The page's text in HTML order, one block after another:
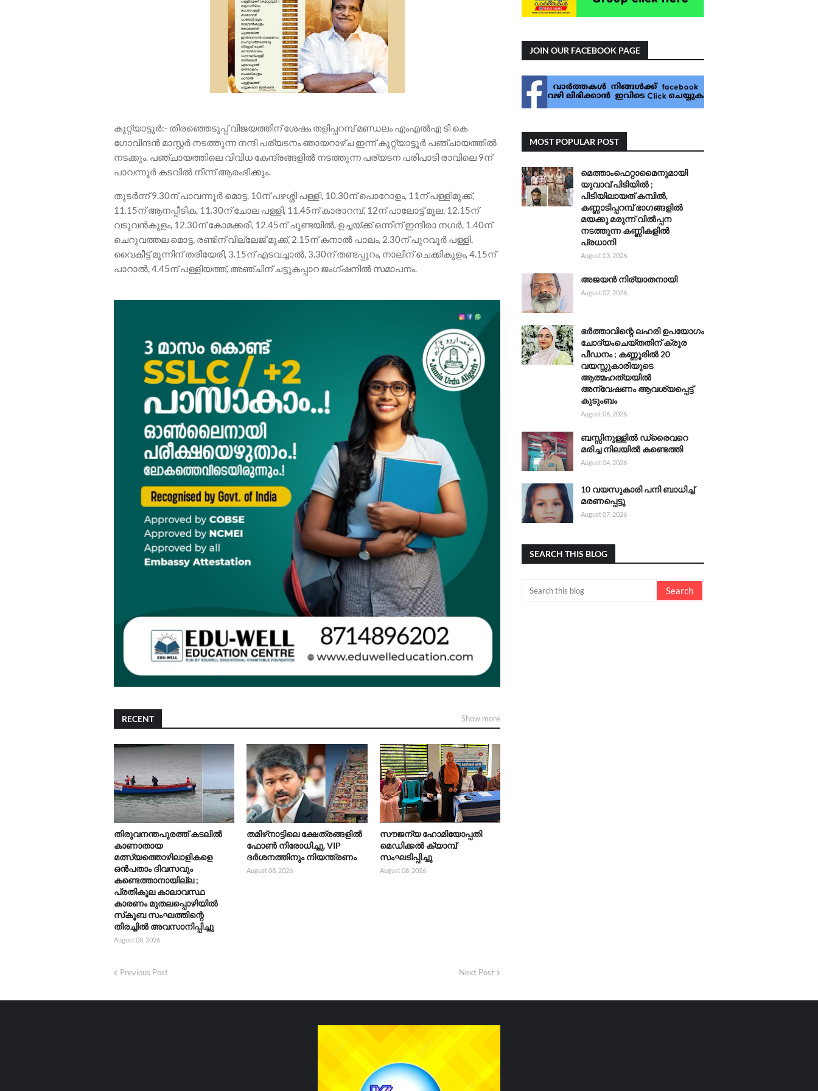
കുറ്റ്യാട്ടൂർ:- തിരഞ്ഞെടുപ്പ് വിജയത്തിന് ശേഷം തളിപ്പറമ്പ് മണ്ഡലം എംഎൽഎ ടി കെ
ഗോവിന്ദൻ മാസ്റ്റർ നടത്തുന്ന നന്ദി പര്യടനം ഞായറാഴ്ച ഇന്ന് കുറ്റ്യാട്ടൂർ പഞ്ചായത്തിൽ
നടക്കും. പഞ്ചായത്തിലെ വിവിധ കേന്ദ്രങ്ങളിൽ നടത്തുന്ന പര്യടന പരിപാടി രാവിലെ 9ന്
പാവന്നൂർ കടവിൽ നിന്ന് ആരംഭിക്കും.
തുടർന്ന് 9.30ന് പാവന്നൂർ മൊട്ട, 10ന് പഴശ്ശി പള്ളി, 10.30ന് പൊറോളം, 11ന് പള്ളിമുക്ക്,
11.15ന് ആനപ്പീടിക, 11.30ന് ചോല പള്ളി, 11.45ന് കാരാറമ്പ്, 12ന് പാലോട്ട് മൂല, 12.15ന്
വടുവൻകുളം, 12.30ന് കോമക്കരി, 12.45ന് ചുണ്ടയിൽ, ഉച്ചയ്ക്ക് ഒന്നിന് ഇന്ദിരാ നഗർ, 1.40ന്
ചെറുവത്തല മൊട്ട, രണ്ടിന് വില്ലേജ് മുക്ക്, 2.15ന് കനാൽ പാലം, 2.30ന് പുറവൂർ പള്ളി,
വൈകീട്ട് മൂന്നിന് തരിയേരി, 3.15ന് എടവച്ചാൽ, 3.30ന് തണ്ടപ്പുറം, നാലിന് ചെക്കികുളം, 4.15ന്
പാറാൽ, 4.45ന് പള്ളിയത്ത്, അഞ്ചിന് ചട്ടുകപ്പാറ ജംഗ്ഷനിൽ സമാപനം.
RECENT Show more
തിരുവനന്തപുരത്ത് കടലിൽ
കാണാതായ
മത്സ്യത്തൊഴിലാളികളെ
ഒൻപതാം ദിവസവും
കണ്ടെത്താനായില്ല ;
പ്രതികൂല കാലാവസ്ഥ
കാരണം മുതലപ്പൊഴിയിൽ
സ്‌കൂബ സംഘത്തിന്റെ
തിരച്ചിൽ അവസാനിപ്പിച്ചു
August 08, 2026
തമിഴ്‌നാട്ടിലെ ക്ഷേത്രങ്ങളിൽ
ഫോൺ നിരോധിച്ചു, VIP
ദർശനത്തിനും നിയന്ത്രണം
August 08, 2026
സൗജന്യ ഹോമിയോപ്പതി
മെഡിക്കൽ ക്യാമ്പ്
സംഘടിപ്പിച്ചു
August 08, 2026
Previous Post Next Post
JOIN OUR FACEBOOK PAGE
MOST POPULAR POST
മെത്താംഫെറ്റാമൈനുമായി
യുവാവ് പിടിയിൽ ;
പിടിയിലായത് കമ്പിൽ,
കണ്ണാടിപ്പറമ്പ് ഭാഗങ്ങളിൽ
മയക്കു മരുന്ന് വിൽപ്പന
നടത്തുന്ന കണ്ണികളിൽ
പ്രധാനി
August 03, 2026
അജയൻ നിര്യാതനായി
August 07, 2026
ഭർത്താവിന്റെ ലഹരി ഉപയോഗം
ചോദ്യംചെയ്തതിന് ക്രൂര
പീഡനം ; കണ്ണൂരിൽ 20
വയസ്സുകാരിയുടെ
ആത്മഹത്യയിൽ
അന്വേഷണം ആവശ്യപ്പെട്ട്
കുടുംബം
August 06, 2026
ബസ്സിനുള്ളിൽ ഡ്രൈവറെ
മരിച്ച നിലയിൽ കണ്ടെത്തി
August 04, 2026
10 വയസുകാരി പനി ബാധിച്ച്
മരണപ്പെട്ടു
August 07, 2026
SEARCH THIS BLOG